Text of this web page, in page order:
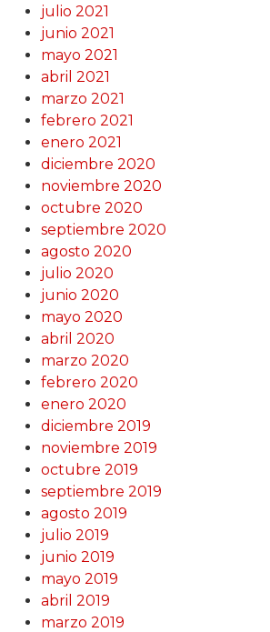
julio 2021
junio 2021
mayo 2021
abril 2021
marzo 2021
febrero 2021
enero 2021
diciembre 2020
noviembre 2020
octubre 2020
septiembre 2020
agosto 2020
julio 2020
junio 2020
mayo 2020
abril 2020
marzo 2020
febrero 2020
enero 2020
diciembre 2019
noviembre 2019
octubre 2019
septiembre 2019
agosto 2019
julio 2019
junio 2019
mayo 2019
abril 2019
marzo 2019